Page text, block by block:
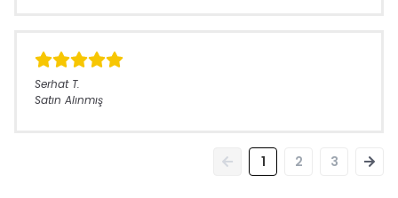
Serhat T.
Satın Alınmış
1 2 3